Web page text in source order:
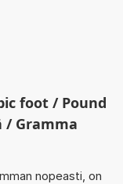
foot / Pound
Gramma
nopeasti, on